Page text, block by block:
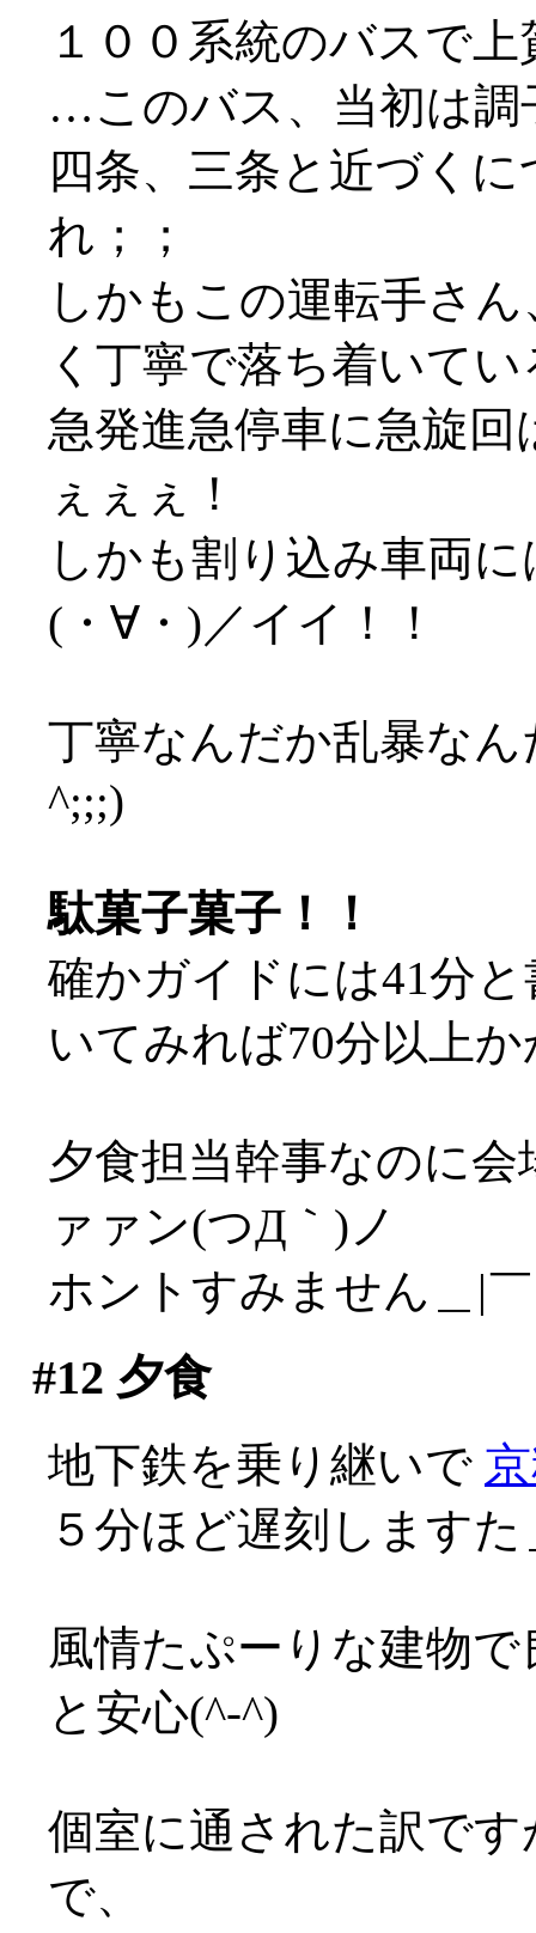
１００系統のバスで
…このバス、当初は調
四条、三条と近づく
れ；；
しかもこの運転手さ
く丁寧で落ち着いて
急発進急停車に急旋
ぇぇぇ！
しかも割り込み車両
(・∀・)／イイ！！
丁寧なんだか乱暴な
^;;;)
駄菓子菓子！！
確かガイドには41分
いてみれば70分以上
夕食担当幹事なのに
ァァン(つД｀)ノ
ホントすみません＿|
#12 夕食
地下鉄を乗り継いで
５分ほど遅刻します
風情たぷーりな建物
と安心(^-^)
個室に通された訳で
で、